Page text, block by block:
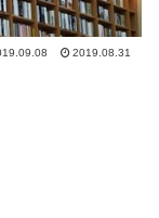
2019.08.31